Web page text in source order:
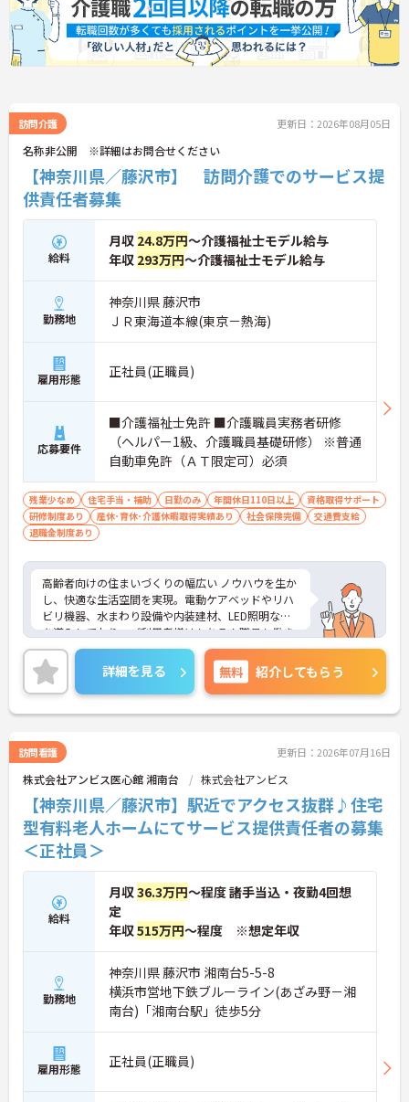
訪問介護 更新日：2026年08月05日
名称非公開 ※詳細はお問合せください
【神奈川県／藤沢市】 訪問介護でのサービス提
供責任者募集
給料
月収 24.8万円～介護福祉士モデル給与
年収 293万円～介護福祉士モデル給与
勤務地
神奈川県 藤沢市
ＪＲ東海道本線(東京－熱海)
雇用形態 正社員(正職員)
応募要件
■介護福祉士免許 ■介護職員実務者研修
（ヘルパー1級、介護職員基礎研修） ※普通
自動車免許（ＡＴ限定可）必須
残業少なめ 住宅手当・補助 日勤のみ 年間休日110日以上
資格取得サポート
研修制度あり
産休･育休･介護休暇取得実績あり 社会保険完備
交通費支給
退職金制度あり
高齢者向けの住まいづくりの幅広い ノウハウを生か
し、快適な生活空間を実現。電動ケアベッドやリハ
ビリ機器、水まわり設備や内装建材、LED照明など
を導入しており、ご利用者様はもちろん職員も働き
やすい環境です。ご興味のある方は是非お気軽にお
問い合わせください。
詳細を見る 無料 紹介してもらう
訪問看護 更新日：2026年07月16日
株式会社アンビス医心館 湘南台 株式会社アンビス
【神奈川県／藤沢市】駅近でアクセス抜群♪住宅
型有料老人ホームにてサービス提供責任者の募集
＜正社員＞
給料
月収36.3万円～程度 諸手当込・夜勤4回想
定
年収515万円～程度 ※想定年収
勤務地
神奈川県 藤沢市 湘南台5-5-8
横浜市営地下鉄ブルーライン(あざみ野－湘
南台)「湘南台駅」徒歩5分
雇用形態 正社員(正職員)